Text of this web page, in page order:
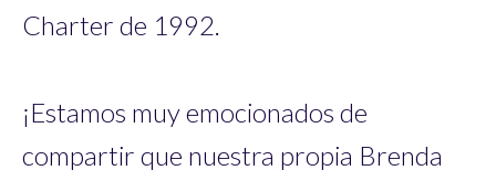
Charter de 1992.
¡Estamos muy emocionados de
compartir que nuestra propia Brenda